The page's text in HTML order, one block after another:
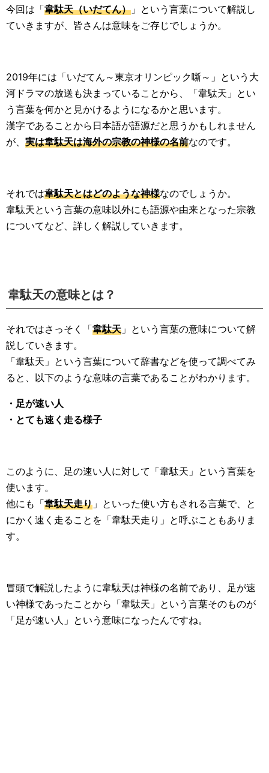
今回は「韋駄天（いだてん） 」という言葉について解説し
ていきますが、皆さんは意味をご存じでしょうか。
2019年には「いだてん～東京オリンピック噺～」という大
河ドラマの放送も決まっていることから、「韋駄天」とい
う言葉を何かと見かけるようになるかと思います。
漢字であることから日本語が語源だと思うかもしれません
が、 実は韋駄天は海外の宗教の神様の名前なのです。
それでは韋駄天とはどのような神様なのでしょうか。
韋駄天という言葉の意味以外にも語源や由来となった宗教
についてなど、詳しく解説していきます。
韋駄天の意味とは？
それではさっそく「韋駄天 」という言葉の意味について解
説していきます。
「韋駄天」という言葉について辞書などを使って調べてみ
ると、以下のような意味の言葉であることがわかります。
・足が速い人
・とても速く走る様子
このように、足の速い人に対して「韋駄天」という言葉を
使います。
他にも「韋駄天走り 」といった使い方もされる言葉で、と
にかく速く走ることを「韋駄天走り」と呼ぶこともありま
す。
冒頭で解説したように韋駄天は神様の名前であり、足が速
い神様であったことから「韋駄天」という言葉そのものが
「足が速い人」という意味になったんですね。